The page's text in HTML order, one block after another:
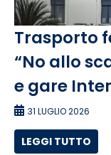
Trasporto
“No allo
e gare
31 LUGLIO 2026
LEGGI TUTTO